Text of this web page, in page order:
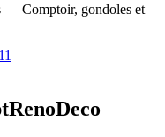
— Comptoir, gondoles et